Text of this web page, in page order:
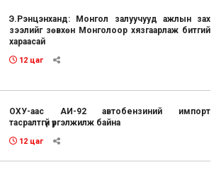
Э.Рэнцэнханд: Монгол залуучууд ажлын зах
зээлийг зөвхөн Монголоор хязгаарлаж битгий
хараасай
12 цаг
ОХУ-аас АИ-92 автобензиний импорт
тасралтгүй үргэлжилж байна
12 цаг